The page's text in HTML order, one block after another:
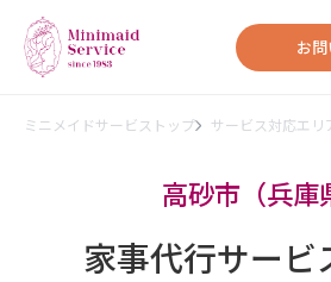
お
ミニメイドサービストップ サービス対応エリ
高砂市（兵庫
家事代行サービ